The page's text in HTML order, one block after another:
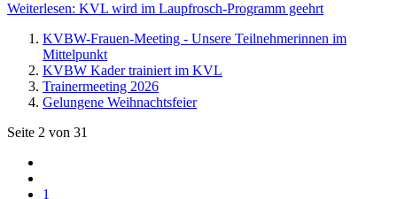
Weiterlesen: KVL wird im Laupfrosch-Programm geehrt
KVBW-Frauen-Meeting - Unsere Teilnehmerinnen im
Mittelpunkt
KVBW Kader trainiert im KVL
Trainermeeting 2026
Gelungene Weihnachtsfeier
Seite 2 von 31
1